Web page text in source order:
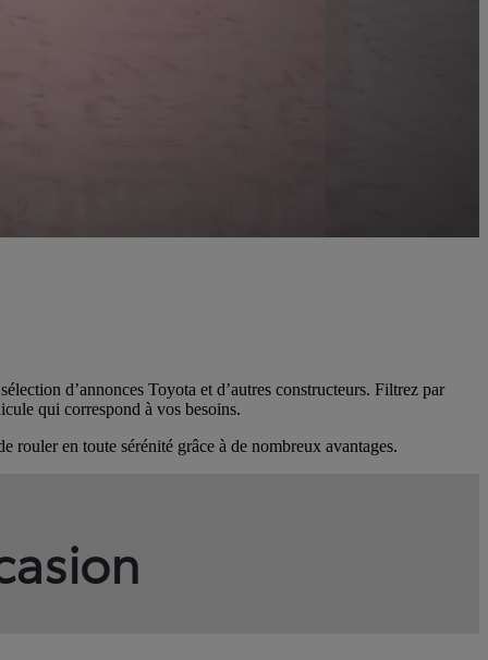
d’annonces Toyota et d’autres constructeurs. Filtrez par
qui correspond à vos besoins.
rouler en toute sérénité grâce à de nombreux avantages.